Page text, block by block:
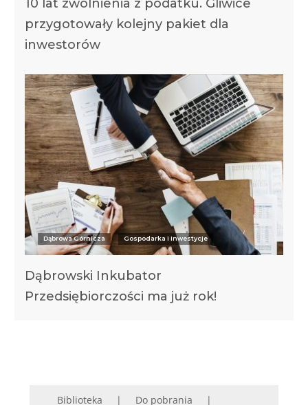
10 lat zwolnienia z podatku. Gliwice
przygotowały kolejny pakiet dla
inwestorów
Dąbrowa Górnicza Gospodarka i Inwestycje
Dąbrowski Inkubator
Przedsiębiorczości ma już rok!
Biblioteka Do pobrania